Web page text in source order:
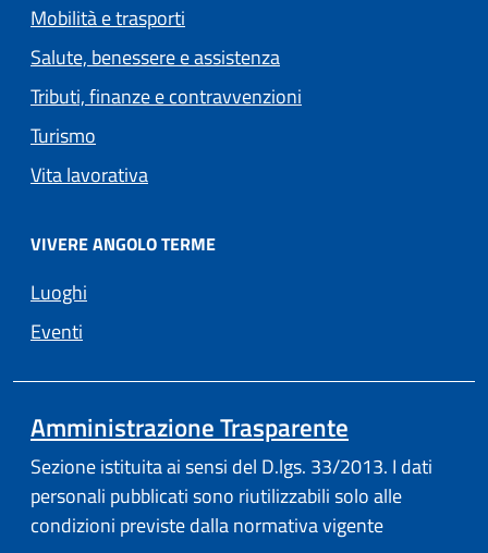
Mobilità e trasporti
Salute, benessere e assistenza
Tributi, finanze e contravvenzioni
Turismo
Vita lavorativa
VIVERE ANGOLO TERME
Luoghi
Eventi
Amministrazione Trasparente
Sezione istituita ai sensi del D.lgs. 33/2013. I dati
personali pubblicati sono riutilizzabili solo alle
condizioni previste dalla normativa vigente